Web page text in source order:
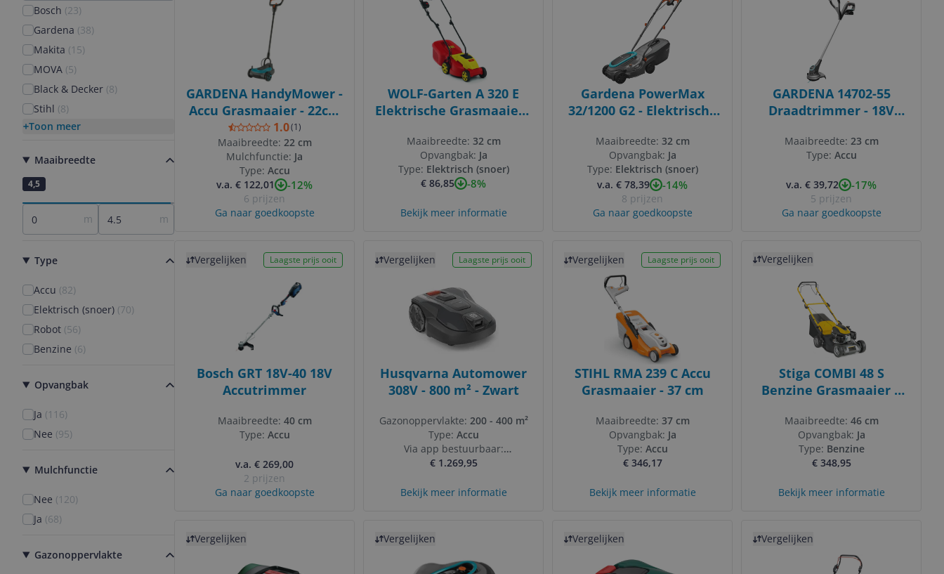
Bosch (23)
Gardena (38)
Makita (15)
MOVA (5)
Black & Decker (8)
Stihl (8)
Toon meer
Maaibreedte
0
4,5
m m
Type
Accu (82)
Elektrisch (snoer) (70)
Robot (56)
Benzine (6)
Opvangbak
Ja (116)
Nee (95)
Mulchfunctie
Nee (120)
Ja (68)
Gazonoppervlakte
GARDENA HandyMower -
Accu Grasmaaier - 22cm
- 18V - 50 m² -
Zwart/Blauw/Oranje
1.0(1)
Maaibreedte: 22 cm
Mulchfunctie: Ja
Type: Accu
v.a. € 122,01
-12%
6 prijzen
Ga naar goedkoopste
WOLF-Garten A 320 E
Elektrische Grasmaaier -
Rood/Geel
Maaibreedte: 32 cm
Opvangbak: Ja
Type: Elektrisch (snoer)
€ 86,85
-8%
Bekijk meer informatie
Gardena PowerMax
32/1200 G2 - Elektrische
32cm Maaibreedte
Maaibreedte: 32 cm
Opvangbak: Ja
Type: Elektrisch (snoer)
v.a. € 78,39
-14%
8 prijzen
Ga naar goedkoopste
GARDENA 14702-55
Draadtrimmer - 18V
Zwart/Groen
Maaibreedte: 23 cm
Type: Accu
v.a. € 39,72 -17%
5 prijzen
Ga naar goedkoopste
Vergelijken Laagste prijs ooit
Bosch GRT 18V-40 18V
Accutrimmer
Maaibreedte: 40 cm
Type: Accu
v.a. € 269,00
2 prijzen
Ga naar goedkoopste
Vergelijken Laagste prijs ooit
Husqvarna Automower
308V - 800 m² - Zwart
Gazonoppervlakte: 200 - 400 m²
Type: Accu
Via app bestuurbaar:
Bestuurbaar via app
€ 1.269,95
Bekijk meer informatie
Vergelijken Laagste prijs ooit
STIHL RMA 239 C Accu
Grasmaaier - 37 cm
Maaibreedte: 37 cm
Opvangbak: Ja
Type: Accu
€ 346,17
Bekijk meer informatie
Vergelijken
Stiga COMBI 48 S
Benzine Grasmaaier |
in-1 | 6 pos
hoogteinstelling
Maaibreedte: 46 cm
Opvangbak: Ja
Type: Benzine
€ 348,95
Bekijk meer informatie
Vergelijken Vergelijken Vergelijken Vergelijken